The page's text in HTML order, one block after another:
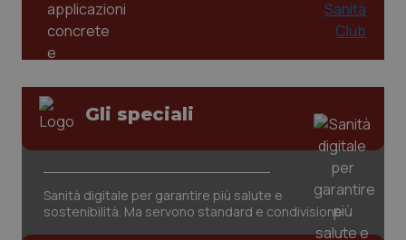
Gli speciali
Sanità digitale per garantire più salute e
sostenibilità. Ma servono standard e condivisione
tracking-sites-ironfish-
tracking-enable
www.quotidianosanita.it
tracking-sites-ironfish-
session-id
www.quotidianosanita.it